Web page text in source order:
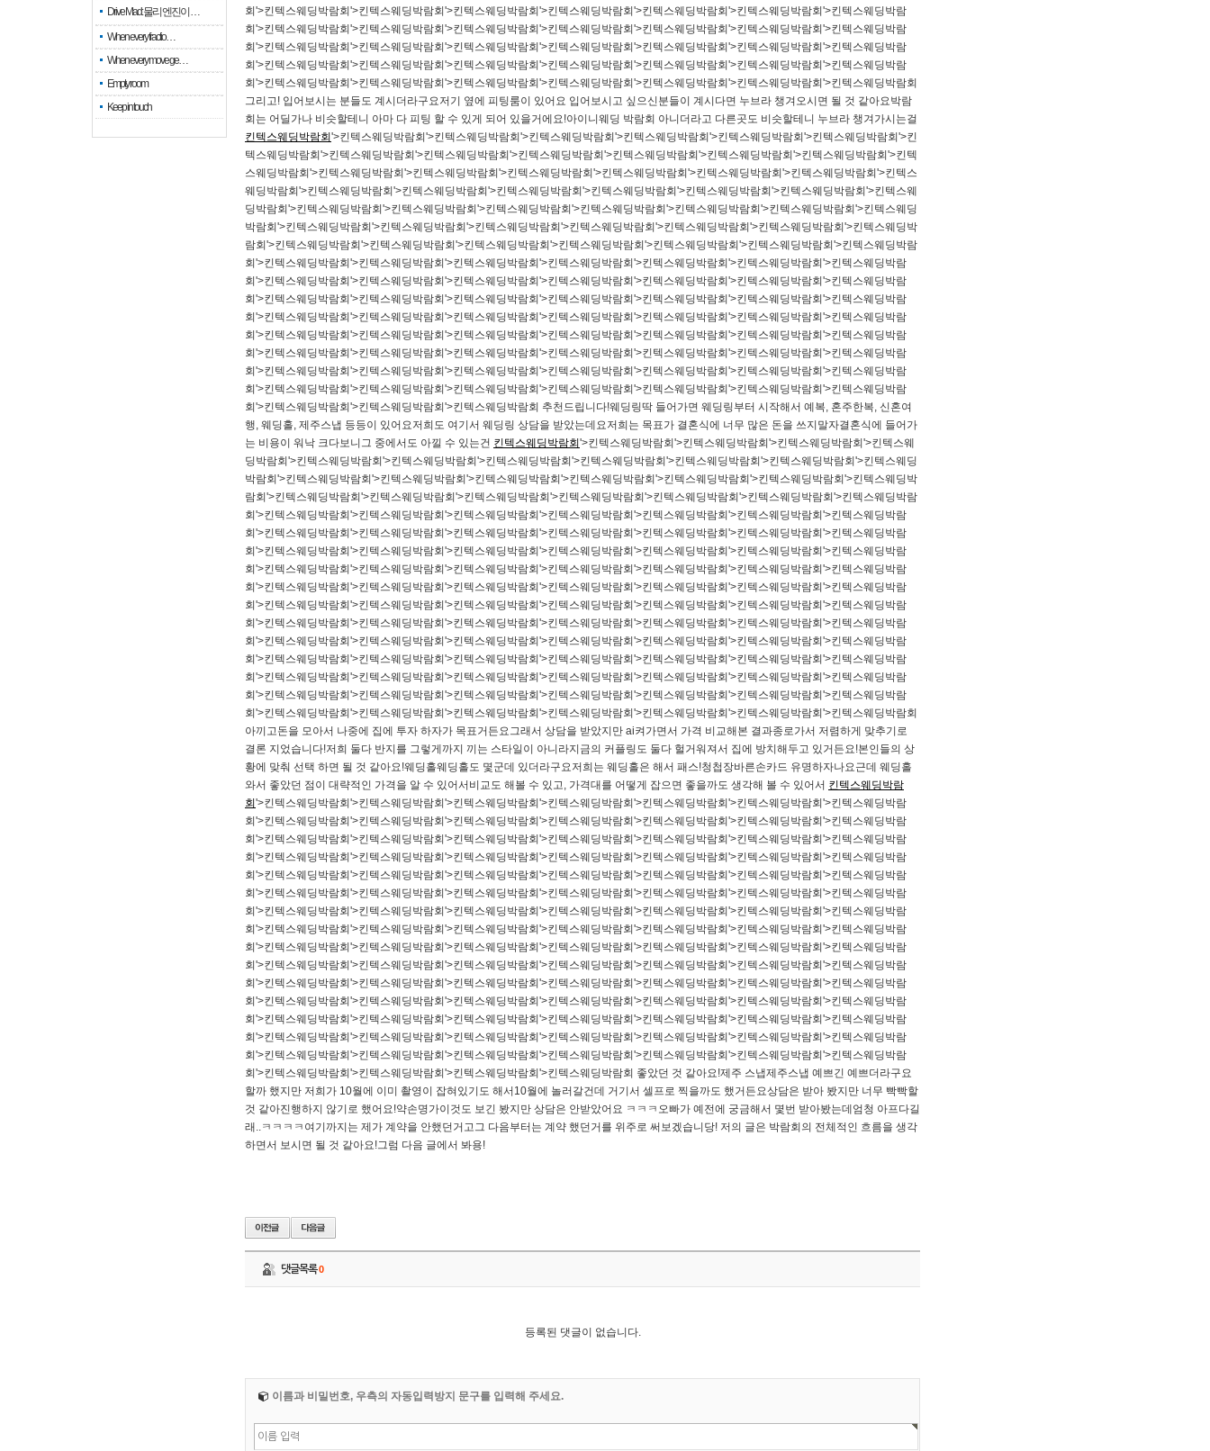
Drive Mad: 물리 엔진이 …
When every fractio…
When every move ge…
Empty room
Keep in touch
회'>킨텍스웨딩박람회'>킨텍스웨딩박람회'>킨텍스웨딩박람회'>킨텍스웨딩박람회'>킨텍스웨딩박람회'>킨텍스웨딩박람회'>킨텍스웨딩박람
회'>킨텍스웨딩박람회'>킨텍스웨딩박람회'>킨텍스웨딩박람회'>킨텍스웨딩박람회'>킨텍스웨딩박람회'>킨텍스웨딩박람회'>킨텍스웨딩박람
회'>킨텍스웨딩박람회'>킨텍스웨딩박람회'>킨텍스웨딩박람회'>킨텍스웨딩박람회'>킨텍스웨딩박람회'>킨텍스웨딩박람회'>킨텍스웨딩박람
회'>킨텍스웨딩박람회'>킨텍스웨딩박람회'>킨텍스웨딩박람회'>킨텍스웨딩박람회'>킨텍스웨딩박람회'>킨텍스웨딩박람회'>킨텍스웨딩박람
회'>킨텍스웨딩박람회'>킨텍스웨딩박람회'>킨텍스웨딩박람회'>킨텍스웨딩박람회'>킨텍스웨딩박람회'>킨텍스웨딩박람회'>킨텍스웨딩박람회
그리고! 입어보시는 분들도 계시더라구요저기 옆에 피팅룸이 있어요​​ 입어보시고 싶으신분들이 계시다면 누브라 챙겨오시면 될 것 같아요박람
회는 어딜가나 비슷할테니 아마 다 피팅 할 수 있게 되어 있을거에요!아이니웨딩 박람회 아니더라고 다른곳도 비슷할테니 누브라 챙겨가시는걸
킨텍스웨딩박람회 '>킨텍스웨딩박람회'>킨텍스웨딩박람회'>킨텍스웨딩박람회'>킨텍스웨딩박람회'>킨텍스웨딩박람회'>킨텍스웨딩박람회'>킨
텍스웨딩박람회'>킨텍스웨딩박람회'>킨텍스웨딩박람회'>킨텍스웨딩박람회'>킨텍스웨딩박람회'>킨텍스웨딩박람회'>킨텍스웨딩박람회'>킨텍
스웨딩박람회'>킨텍스웨딩박람회'>킨텍스웨딩박람회'>킨텍스웨딩박람회'>킨텍스웨딩박람회'>킨텍스웨딩박람회'>킨텍스웨딩박람회'>킨텍스
웨딩박람회'>킨텍스웨딩박람회'>킨텍스웨딩박람회'>킨텍스웨딩박람회'>킨텍스웨딩박람회'>킨텍스웨딩박람회'>킨텍스웨딩박람회'>킨텍스웨
딩박람회'>킨텍스웨딩박람회'>킨텍스웨딩박람회'>킨텍스웨딩박람회'>킨텍스웨딩박람회'>킨텍스웨딩박람회'>킨텍스웨딩박람회'>킨텍스웨딩
박람회'>킨텍스웨딩박람회'>킨텍스웨딩박람회'>킨텍스웨딩박람회'>킨텍스웨딩박람회'>킨텍스웨딩박람회'>킨텍스웨딩박람회'>킨텍스웨딩박
람회'>킨텍스웨딩박람회'>킨텍스웨딩박람회'>킨텍스웨딩박람회'>킨텍스웨딩박람회'>킨텍스웨딩박람회'>킨텍스웨딩박람회'>킨텍스웨딩박람
회'>킨텍스웨딩박람회'>킨텍스웨딩박람회'>킨텍스웨딩박람회'>킨텍스웨딩박람회'>킨텍스웨딩박람회'>킨텍스웨딩박람회'>킨텍스웨딩박람
회'>킨텍스웨딩박람회'>킨텍스웨딩박람회'>킨텍스웨딩박람회'>킨텍스웨딩박람회'>킨텍스웨딩박람회'>킨텍스웨딩박람회'>킨텍스웨딩박람
회'>킨텍스웨딩박람회'>킨텍스웨딩박람회'>킨텍스웨딩박람회'>킨텍스웨딩박람회'>킨텍스웨딩박람회'>킨텍스웨딩박람회'>킨텍스웨딩박람
회'>킨텍스웨딩박람회'>킨텍스웨딩박람회'>킨텍스웨딩박람회'>킨텍스웨딩박람회'>킨텍스웨딩박람회'>킨텍스웨딩박람회'>킨텍스웨딩박람
회'>킨텍스웨딩박람회'>킨텍스웨딩박람회'>킨텍스웨딩박람회'>킨텍스웨딩박람회'>킨텍스웨딩박람회'>킨텍스웨딩박람회'>킨텍스웨딩박람
회'>킨텍스웨딩박람회'>킨텍스웨딩박람회'>킨텍스웨딩박람회'>킨텍스웨딩박람회'>킨텍스웨딩박람회'>킨텍스웨딩박람회'>킨텍스웨딩박람
회'>킨텍스웨딩박람회'>킨텍스웨딩박람회'>킨텍스웨딩박람회'>킨텍스웨딩박람회'>킨텍스웨딩박람회'>킨텍스웨딩박람회'>킨텍스웨딩박람
회'>킨텍스웨딩박람회'>킨텍스웨딩박람회'>킨텍스웨딩박람회'>킨텍스웨딩박람회'>킨텍스웨딩박람회'>킨텍스웨딩박람회'>킨텍스웨딩박람
회'>킨텍스웨딩박람회'>킨텍스웨딩박람회'>킨텍스웨딩박람회 추천드립니다!​웨딩링​딱 들어가면 웨딩링부터 시작해서 예복, 혼주한복, 신혼여
행, 웨딩홀, 제주스냅 등등이 있어요저희도 여기서 웨딩링 상담을 받았는데요저희는 목표가 결혼식에 너무 많은 돈을 쓰지말자​결혼식에 들어가
는 비용이 워낙 크다보니그 중에서도 아낄 수 있는건 킨텍스웨딩박람회 '>킨텍스웨딩박람회'>킨텍스웨딩박람회'>킨텍스웨딩박람회'>킨텍스웨
딩박람회'>킨텍스웨딩박람회'>킨텍스웨딩박람회'>킨텍스웨딩박람회'>킨텍스웨딩박람회'>킨텍스웨딩박람회'>킨텍스웨딩박람회'>킨텍스웨딩
박람회'>킨텍스웨딩박람회'>킨텍스웨딩박람회'>킨텍스웨딩박람회'>킨텍스웨딩박람회'>킨텍스웨딩박람회'>킨텍스웨딩박람회'>킨텍스웨딩박
람회'>킨텍스웨딩박람회'>킨텍스웨딩박람회'>킨텍스웨딩박람회'>킨텍스웨딩박람회'>킨텍스웨딩박람회'>킨텍스웨딩박람회'>킨텍스웨딩박람
회'>킨텍스웨딩박람회'>킨텍스웨딩박람회'>킨텍스웨딩박람회'>킨텍스웨딩박람회'>킨텍스웨딩박람회'>킨텍스웨딩박람회'>킨텍스웨딩박람
회'>킨텍스웨딩박람회'>킨텍스웨딩박람회'>킨텍스웨딩박람회'>킨텍스웨딩박람회'>킨텍스웨딩박람회'>킨텍스웨딩박람회'>킨텍스웨딩박람
회'>킨텍스웨딩박람회'>킨텍스웨딩박람회'>킨텍스웨딩박람회'>킨텍스웨딩박람회'>킨텍스웨딩박람회'>킨텍스웨딩박람회'>킨텍스웨딩박람
회'>킨텍스웨딩박람회'>킨텍스웨딩박람회'>킨텍스웨딩박람회'>킨텍스웨딩박람회'>킨텍스웨딩박람회'>킨텍스웨딩박람회'>킨텍스웨딩박람
회'>킨텍스웨딩박람회'>킨텍스웨딩박람회'>킨텍스웨딩박람회'>킨텍스웨딩박람회'>킨텍스웨딩박람회'>킨텍스웨딩박람회'>킨텍스웨딩박람
회'>킨텍스웨딩박람회'>킨텍스웨딩박람회'>킨텍스웨딩박람회'>킨텍스웨딩박람회'>킨텍스웨딩박람회'>킨텍스웨딩박람회'>킨텍스웨딩박람
회'>킨텍스웨딩박람회'>킨텍스웨딩박람회'>킨텍스웨딩박람회'>킨텍스웨딩박람회'>킨텍스웨딩박람회'>킨텍스웨딩박람회'>킨텍스웨딩박람
회'>킨텍스웨딩박람회'>킨텍스웨딩박람회'>킨텍스웨딩박람회'>킨텍스웨딩박람회'>킨텍스웨딩박람회'>킨텍스웨딩박람회'>킨텍스웨딩박람
회'>킨텍스웨딩박람회'>킨텍스웨딩박람회'>킨텍스웨딩박람회'>킨텍스웨딩박람회'>킨텍스웨딩박람회'>킨텍스웨딩박람회'>킨텍스웨딩박람
회'>킨텍스웨딩박람회'>킨텍스웨딩박람회'>킨텍스웨딩박람회'>킨텍스웨딩박람회'>킨텍스웨딩박람회'>킨텍스웨딩박람회'>킨텍스웨딩박람
회'>킨텍스웨딩박람회'>킨텍스웨딩박람회'>킨텍스웨딩박람회'>킨텍스웨딩박람회'>킨텍스웨딩박람회'>킨텍스웨딩박람회'>킨텍스웨딩박람
회'>킨텍스웨딩박람회'>킨텍스웨딩박람회'>킨텍스웨딩박람회'>킨텍스웨딩박람회'>킨텍스웨딩박람회'>킨텍스웨딩박람회'>킨텍스웨딩박람회
아끼고돈을 모아서 나중에 집에 투자 하자가 목표거든요​그래서 상담을 받았지만 ai켜가면서 가격 비교해본 결과종로가서 저렴하게 맞추기로
결론 지었습니다!저희 둘다 반지를 그렇게까지 끼는 스타일이 아니라지금의 커플링도 둘다 헐거워져서 집에 방치해두고 있거든요!본인들의 상
황에 맞춰 선택 하면 될 것 같아요!​웨딩홀​웨딩홀도 몇군데 있더라구요저희는 웨딩홀은 해서 패스!​청첩장​바른손카드 유명하자나요근데 웨딩홀
와서 좋았던 점이 대략적인 가격을 알 수 있어서비교도 해볼 수 있고, 가격대를 어떻게 잡으면 좋을까도 생각해 볼 수 있어서 킨텍스웨딩박람
회 '>킨텍스웨딩박람회'>킨텍스웨딩박람회'>킨텍스웨딩박람회'>킨텍스웨딩박람회'>킨텍스웨딩박람회'>킨텍스웨딩박람회'>킨텍스웨딩박람
회'>킨텍스웨딩박람회'>킨텍스웨딩박람회'>킨텍스웨딩박람회'>킨텍스웨딩박람회'>킨텍스웨딩박람회'>킨텍스웨딩박람회'>킨텍스웨딩박람
회'>킨텍스웨딩박람회'>킨텍스웨딩박람회'>킨텍스웨딩박람회'>킨텍스웨딩박람회'>킨텍스웨딩박람회'>킨텍스웨딩박람회'>킨텍스웨딩박람
회'>킨텍스웨딩박람회'>킨텍스웨딩박람회'>킨텍스웨딩박람회'>킨텍스웨딩박람회'>킨텍스웨딩박람회'>킨텍스웨딩박람회'>킨텍스웨딩박람
회'>킨텍스웨딩박람회'>킨텍스웨딩박람회'>킨텍스웨딩박람회'>킨텍스웨딩박람회'>킨텍스웨딩박람회'>킨텍스웨딩박람회'>킨텍스웨딩박람
회'>킨텍스웨딩박람회'>킨텍스웨딩박람회'>킨텍스웨딩박람회'>킨텍스웨딩박람회'>킨텍스웨딩박람회'>킨텍스웨딩박람회'>킨텍스웨딩박람
회'>킨텍스웨딩박람회'>킨텍스웨딩박람회'>킨텍스웨딩박람회'>킨텍스웨딩박람회'>킨텍스웨딩박람회'>킨텍스웨딩박람회'>킨텍스웨딩박람
회'>킨텍스웨딩박람회'>킨텍스웨딩박람회'>킨텍스웨딩박람회'>킨텍스웨딩박람회'>킨텍스웨딩박람회'>킨텍스웨딩박람회'>킨텍스웨딩박람
회'>킨텍스웨딩박람회'>킨텍스웨딩박람회'>킨텍스웨딩박람회'>킨텍스웨딩박람회'>킨텍스웨딩박람회'>킨텍스웨딩박람회'>킨텍스웨딩박람
회'>킨텍스웨딩박람회'>킨텍스웨딩박람회'>킨텍스웨딩박람회'>킨텍스웨딩박람회'>킨텍스웨딩박람회'>킨텍스웨딩박람회'>킨텍스웨딩박람
회'>킨텍스웨딩박람회'>킨텍스웨딩박람회'>킨텍스웨딩박람회'>킨텍스웨딩박람회'>킨텍스웨딩박람회'>킨텍스웨딩박람회'>킨텍스웨딩박람
회'>킨텍스웨딩박람회'>킨텍스웨딩박람회'>킨텍스웨딩박람회'>킨텍스웨딩박람회'>킨텍스웨딩박람회'>킨텍스웨딩박람회'>킨텍스웨딩박람
회'>킨텍스웨딩박람회'>킨텍스웨딩박람회'>킨텍스웨딩박람회'>킨텍스웨딩박람회'>킨텍스웨딩박람회'>킨텍스웨딩박람회'>킨텍스웨딩박람
회'>킨텍스웨딩박람회'>킨텍스웨딩박람회'>킨텍스웨딩박람회'>킨텍스웨딩박람회'>킨텍스웨딩박람회'>킨텍스웨딩박람회'>킨텍스웨딩박람
회'>킨텍스웨딩박람회'>킨텍스웨딩박람회'>킨텍스웨딩박람회'>킨텍스웨딩박람회'>킨텍스웨딩박람회'>킨텍스웨딩박람회'>킨텍스웨딩박람
회'>킨텍스웨딩박람회'>킨텍스웨딩박람회'>킨텍스웨딩박람회'>킨텍스웨딩박람회 좋았던 것 같아요!​제주 스냅​제주스냅 예쁘긴 예쁘더라구요
할까 했지만 저희가 10월에 이미 촬영이 잡혀있기도 해서10월에 놀러갈건데 거기서 셀프로 찍을까도 했거든요상담은 받아 봤지만 너무 빡빡할
것 같아진행하지 않기로 했어요!​약손명가​이것도 보긴 봤지만 상담은 안받았어요 ㅋㅋㅋ오빠가 예전에 궁금해서 몇번 받아봤는데엄청 아프다길
래..ㅋㅋㅋㅋ​여기까지는 제가 계약을 안했던거고그 다음부터는 계약 했던거를 위주로 써보겠습니당!​ 저의 글은 박람회의 전체적인 흐름을 생각
하면서 보시면 될 것 같아요!​그럼 다음 글에서 봐용! ​​
댓글목록0
등록된 댓글이 없습니다.
이름과 비밀번호, 우측의 자동입력방지 문구를 입력해 주세요.